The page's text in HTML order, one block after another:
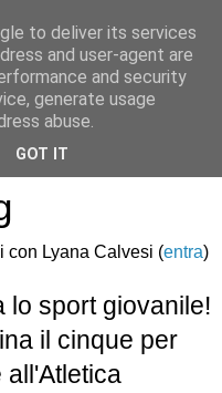
con Lyana Calvesi (entra)
lo sport giovanile!
il cinque per
all'Atletica
to deliver its services
and user-agent are
and security
generate usage
abuse.
GOT IT